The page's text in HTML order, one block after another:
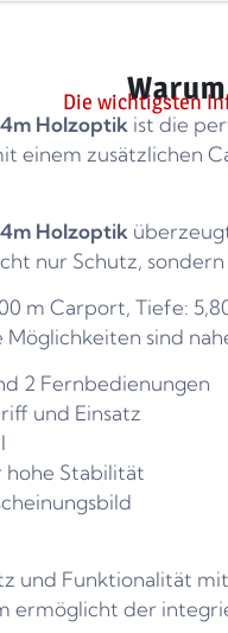
Die wichtigsten
Holzoptik ist die
einem zusätzlichen
Holzoptik
nur Schutz,
m Carport, Tiefe:
sind
2 Fernbedienungen
und Einsatz
hohe Stabilität
und Funktionalität
der